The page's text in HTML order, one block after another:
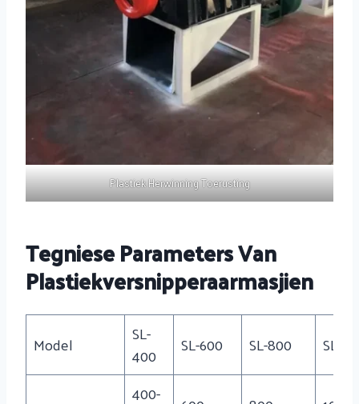
Plastiek Herwinning Toerusting
Tegniese Parameters Van
Plastiekversnipperaarmasjien
Model
SL-
400
SL-600 SL-800 SL-
400-